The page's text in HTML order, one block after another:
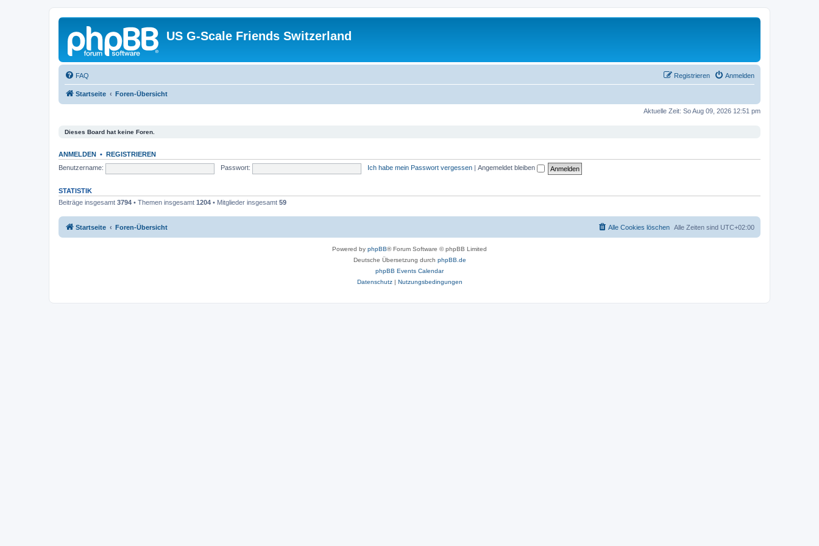
US G-Scale Friends Switzerland
FAQ Anmelden
Registrieren
Startseite Foren-Übersicht
Aktuelle Zeit: So Aug 09, 2026 12:51 pm
Dieses Board hat keine Foren.
ANMELDEN • REGISTRIEREN
Benutzername:
Passwort: Ich habe mein Passwort vergessen Angemeldet bleiben
STATISTIK
Beiträge insgesamt 3794 • Themen insgesamt 1204 • Mitglieder insgesamt 59
Startseite Foren-Übersicht Alle Zeiten sind UTC+02:00
Alle Cookies löschen
Powered by phpBB® Forum Software © phpBB Limited
Deutsche Übersetzung durch phpBB.de
phpBB Events Calendar
Datenschutz| Nutzungsbedingungen